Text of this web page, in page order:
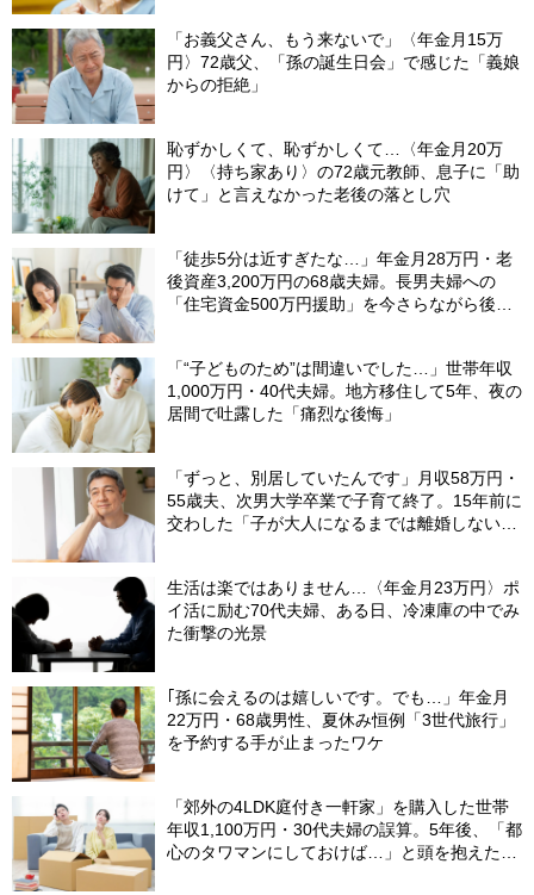
「お義父さん、もう来ないで」〈年金月15万
円〉72歳父、「孫の誕生日会」で感じた「義娘
からの拒絶」
恥ずかしくて、恥ずかしくて…〈年金月20万
円〉〈持ち家あり〉の72歳元教師、息子に「助
けて」と言えなかった老後の落とし穴
「徒歩5分は近すぎたな…」年金月28万円・老
後資産3,200万円の68歳夫婦。長男夫婦への
「住宅資金500万円援助」を今さらながら後悔
「“子どものため”は間違いでした…」世帯年収
1,000万円・40代夫婦。地方移住して5年、夜の
居間で吐露した「痛烈な後悔」
「ずっと、別居していたんです」月収58万円・
55歳夫、次男大学卒業で子育て終了。15年前に
交わした「子が大人になるまでは離婚しない」
生活は楽ではありません…〈年金月23万円〉ポ
イ活に励む70代夫婦、ある日、冷凍庫の中でみ
た衝撃の光景
｢孫に会えるのは嬉しいです。でも…」年金月
22万円・68歳男性、夏休み恒例「3世代旅行」
を予約する手が止まったワケ
「郊外の4LDK庭付き一軒家」を購入した世帯
年収1,100万円・30代夫婦の誤算。5年後、「都
心のタワマンにしておけば…」と頭を抱えたワ